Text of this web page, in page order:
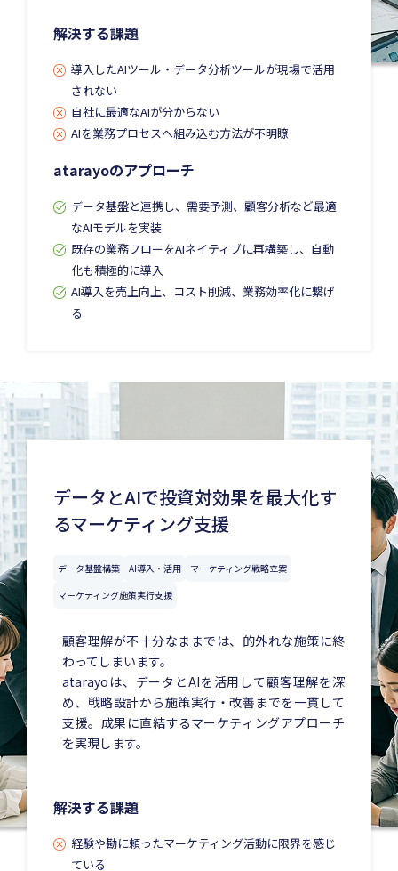
解決する課題
導入したAIツール・データ分析ツールが現場で活用
されない
自社に最適なAIが分からない
AIを業務プロセスへ組み込む方法が不明瞭
atarayoのアプローチ
データ基盤と連携し、需要予測、顧客分析など最適
なAIモデルを実装
既存の業務フローをAIネイティブに再構築し、自動
化も積極的に導入
AI導入を売上向上、コスト削減、業務効率化に繋げ
る
データとAIで投資対効果を最大化す
るマーケティング支援
データ基盤構築 AI導入・活用
マーケティング戦略立案
マーケティング施策実行支援
顧客理解が不十分なままでは、的外れな施策に終
わってしまいます。
atarayoは、データとAIを活用して顧客理解を深
め、戦略設計から施策実行・改善までを一貫して
支援。成果に直結するマーケティングアプローチ
を実現します。
解決する課題
経験や勘に頼ったマーケティング活動に限界を感じ
ている